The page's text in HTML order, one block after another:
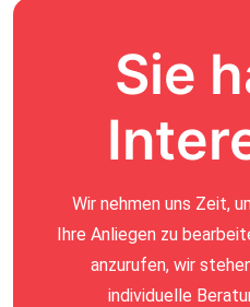
Sie
Wir nehmen uns Zeit,
Ihre Anliegen zu
anzurufen, wir
individuelle